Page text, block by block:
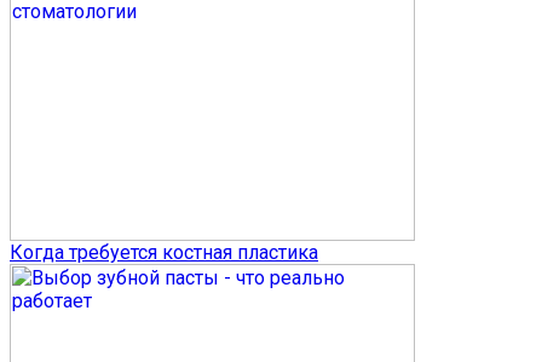
Когда требуется костная пластика